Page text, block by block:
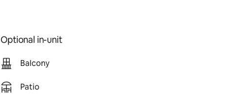
Optional in-unit
Balcony
Patio